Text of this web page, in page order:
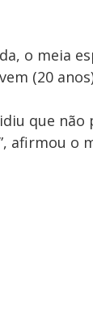
o meia
(20
que
afirmou o